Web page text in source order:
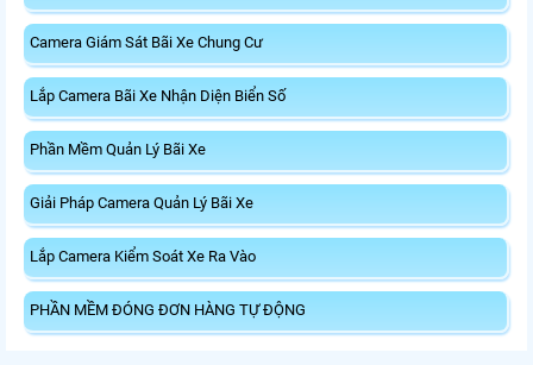
Camera Giám Sát Bãi Xe Chung Cư
Lắp Camera Bãi Xe Nhận Diện Biển Số
Phần Mềm Quản Lý Bãi Xe
Giải Pháp Camera Quản Lý Bãi Xe
Lắp Camera Kiểm Soát Xe Ra Vào
PHẦN MỀM ĐÓNG ĐƠN HÀNG TỰ ĐỘNG